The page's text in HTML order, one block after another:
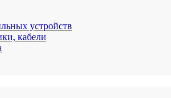
устройств
кабели